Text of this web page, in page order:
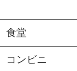
食堂
コンビニ